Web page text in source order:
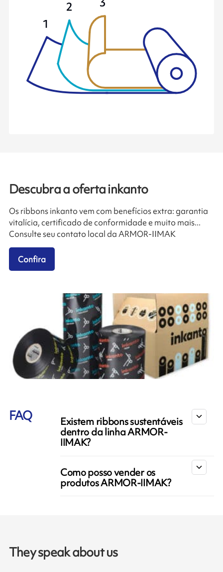
Descubra a oferta inkanto
Os ribbons inkanto vem com benefícios extra: garantia
vitalícia, certificado de conformidade e muito mais...
Consulte seu contato local da ARMOR-IIMAK
Confira
FAQ
Existem ribbons sustentáveis
​​dentro da linha ARMOR-
IIMAK?
Como posso vender os
produtos ARMOR-IIMAK?
They speak about us